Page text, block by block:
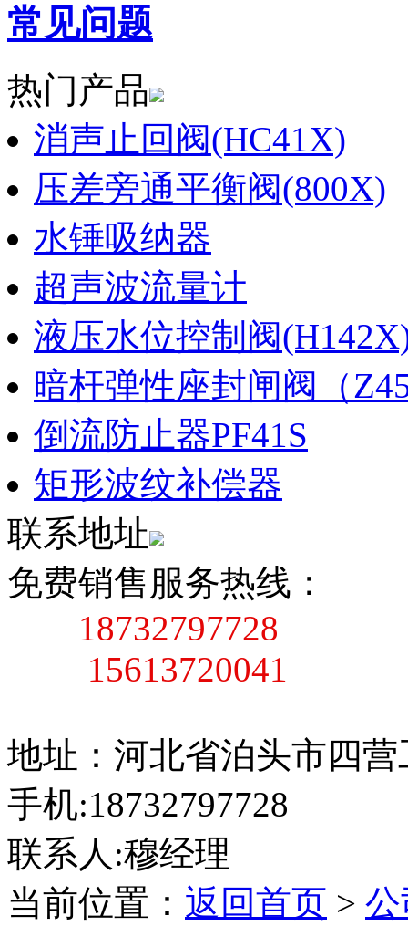
常见问题
热门产品
消声止回阀(HC41X)
压差旁通平衡阀(800X)
水锤吸纳器
超声波流量计
液压水位控制阀
暗杆弹性座封闸阀（
倒流防止器PF41S
矩形波纹补偿器
联系地址
免费销售服务热线：
18732797728
15613720041
地址：河北省泊头市四营
手机:18732797728
联系人:穆经理
当前位置： 返回首页 >